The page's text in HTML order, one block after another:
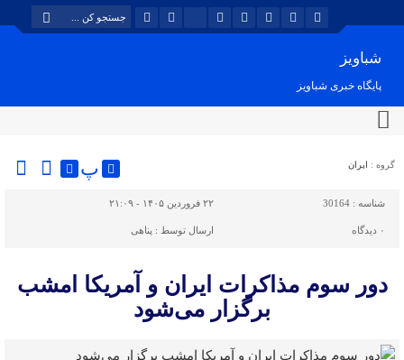
شباویز
پایگاه خبری شباویز
گروه : ایران پ
شناسه : 30164 ۲۲ فروردین ۱۴۰۵ - ۲۱:۰۹
۰ دیدگاه ارسال توسط : پناهی
دور سوم مذاکرات ایران و آمریکا امشب
برگزار می‌شود